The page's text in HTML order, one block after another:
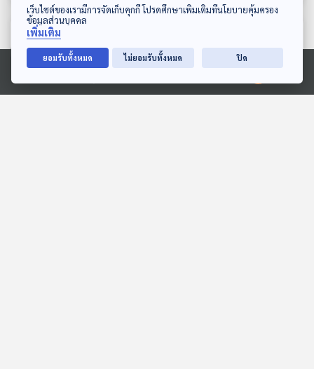
ดาวน์โหลด Thai PBS Podcast Application
Ⓒ 2020 องค์การกระจายเสียงและแพร่ภาพสาธารณะแห่งประเทศไทย
ตอนที่เกี่ยวข้อง
เว็บไซต์ของเรามีการจัดเก็บคุกกี้ โปรดศึกษาเพิ่มเติมที่นโยบายคุ้มครอง
ข้อมูลส่วนบุคคล
เพิ่มเติม
ยอมรับทั้งหมด ไม่ยอมรับทั้งหมด ปิด